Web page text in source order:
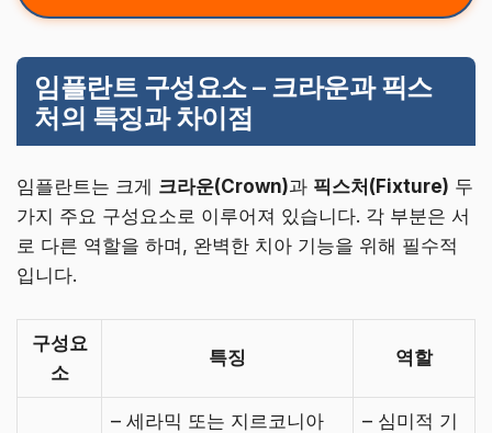
임플란트 구성요소 – 크라운과 픽스
처의 특징과 차이점
임플란트는 크게 크라운(Crown)과 픽스처(Fixture) 두
가지 주요 구성요소로 이루어져 있습니다. 각 부분은 서
로 다른 역할을 하며, 완벽한 치아 기능을 위해 필수적
입니다.
구성요
소
특징 역할
– 세라믹 또는 지르코니아
– 심미적 기